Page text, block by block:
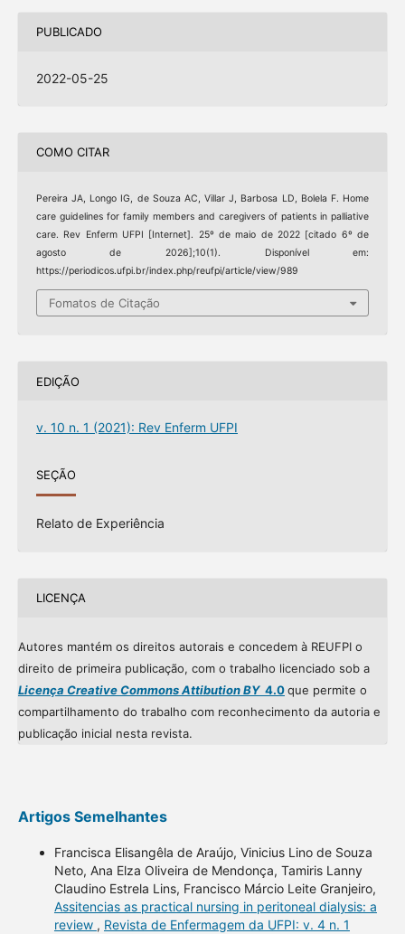
PUBLICADO
2022-05-25
COMO CITAR
Pereira JA, Longo IG, de Souza AC, Villar J, Barbosa LD, Bolela F. Home
care guidelines for family members and caregivers of patients in palliative
care. Rev Enferm UFPI [Internet]. 25º de maio de 2022 [citado 6º de
agosto de 2026];10(1). Disponível em:
https://periodicos.ufpi.br/index.php/reufpi/article/view/989
Fomatos de Citação
EDIÇÃO
v. 10 n. 1 (2021): Rev Enferm UFPI
SEÇÃO
Relato de Experiência
LICENÇA
Autores mantém os direitos autorais e concedem à REUFPI o
direito de primeira publicação, com o trabalho licenciado sob a
Licença Creative Commons Attibution BY4.0que permite o
compartilhamento do trabalho com reconhecimento da autoria e
publicação inicial nesta revista.
Artigos Semelhantes
Francisca Elisangêla de Araújo, Vinicius Lino de Souza
Neto, Ana Elza Oliveira de Mendonça, Tamiris Lanny
Claudino Estrela Lins, Francisco Márcio Leite Granjeiro,
Assitencias as practical nursing in peritoneal dialysis: a
review , Revista de Enfermagem da UFPI: v. 4 n. 1